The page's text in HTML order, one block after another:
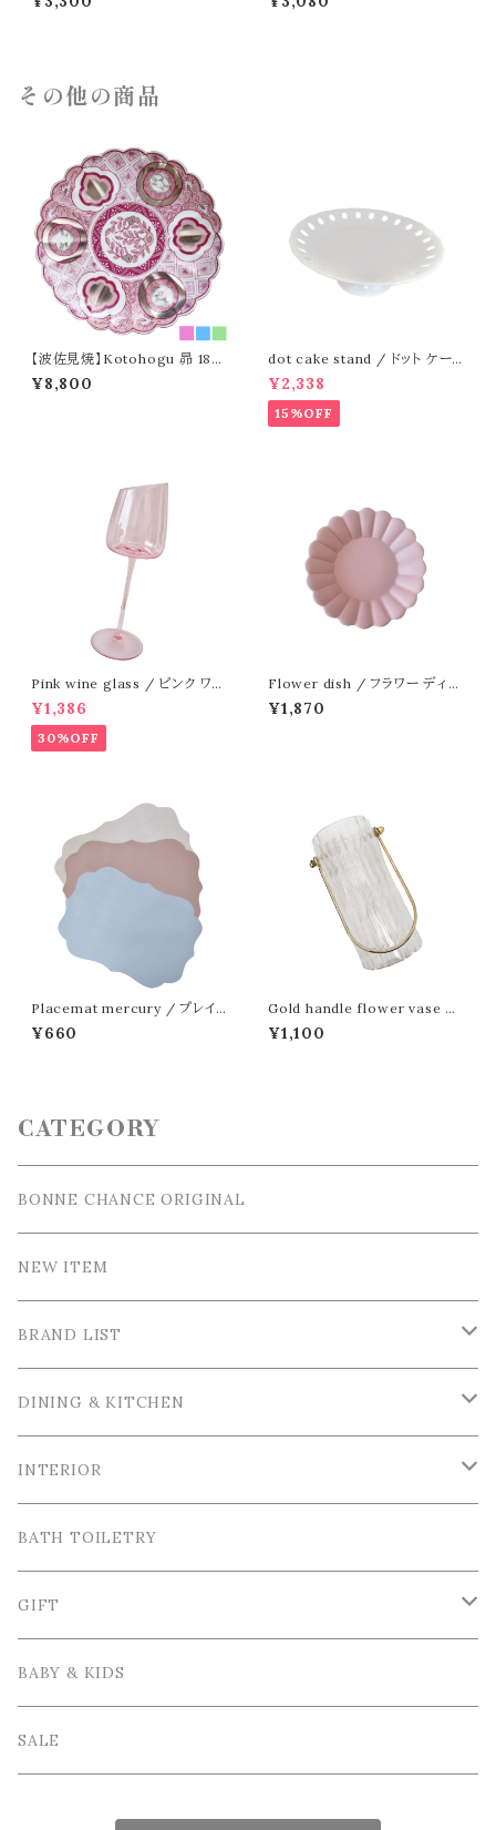
その他の商品
【波佐見焼】Kotohogu 昴 18c
m
¥8,800
dot cake stand / ドット ケー
キスタンド
¥2,338
15%OFF
Pink wine glass / ピンク ワイ
ングラス
¥1,386
30%OFF
Flower dish / フラワー ディッ
シュ 15cm
¥1,870
Placemat mercury / プレイ
スマット マーキュリー
¥660
Gold handle flower vase /
ゴールドハンドル フラワーベース
S
¥1,100
CATEGORY
BONNE CHANCE ORIGINAL
NEW ITEM
BRAND LIST
La Ceramica / ラ・セラミカ
Cutipol / クチポール
Bordallo Pinheiro / ボルダロ・ピニェイロ
VIRGINIA CASA / ヴィルジニア・カーサ
DINING & KITCHEN
Tableware / 食器
Tea＆Coffee cup / ティー＆コーヒーカップ
Plate / 皿
Cutlery / カトラリー
Spoon / スプーン
Fork / フォーク
Table linen / テーブルリネン
Apron / エプロン
Other / その他雑貨
INTERIOR
Tray＆Case /トレイ＆小物入れ
Photo frame / フォトフレーム
Vase / 花瓶
Interior goods / インテリア雑貨
BATH TOILETRY
GIFT
Wrapping / ラッピング
GIFT SET / ギフトセット
BABY & KIDS
SALE